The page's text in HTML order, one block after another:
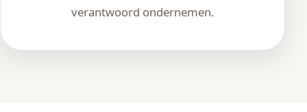
verantwoord ondernemen.